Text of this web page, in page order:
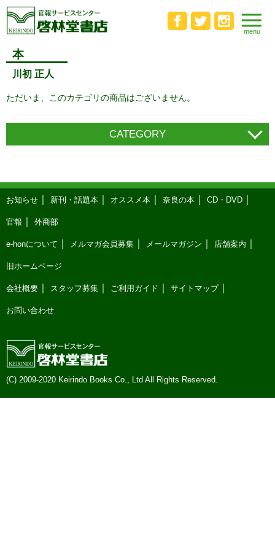
本
川初 正人
ただいま、このカテゴリの商品はございません。
CATEGORY
お知らせ 新刊・話題本 オススメ本 奈良の本 CD・DVD
官報 外商部
e-honについて メルマガ会員募集 メールマガジン 店舗案内
旧ホームページ
会社概要 スタッフ募集 ご利用ガイド サイトマップ
お問い合わせ
(C) 2009-2020 Keirindo Books Co., Ltd All Rights Reserved.